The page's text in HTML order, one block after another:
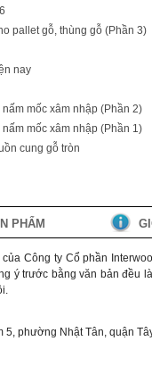
pallet gỗ, thùng gỗ (Phần 3)
nay
mốc xâm nhập (Phần 2)
mốc xâm nhập (Phần 1)
cung gỗ tròn
PHẨM
Công ty Cổ phần
ý trước bằng văn bản đều
phường Nhật Tân, quận